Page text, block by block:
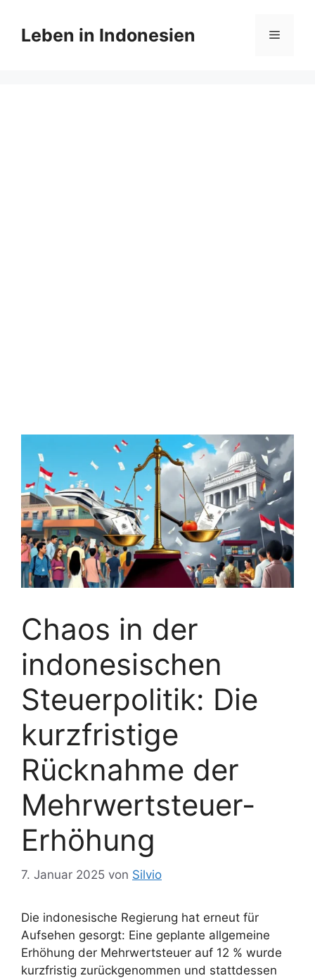
Inhalt
springen
Leben in Indonesien Menü
Chaos in der
indonesischen
Steuerpolitik: Die
kurzfristige
Rücknahme der
Mehrwertsteuer-
Erhöhung
7. Januar 2025 von Silvio
Die indonesische Regierung hat erneut für
Aufsehen gesorgt: Eine geplante allgemeine
Erhöhung der Mehrwertsteuer auf 12 % wurde
kurzfristig zurückgenommen und stattdessen